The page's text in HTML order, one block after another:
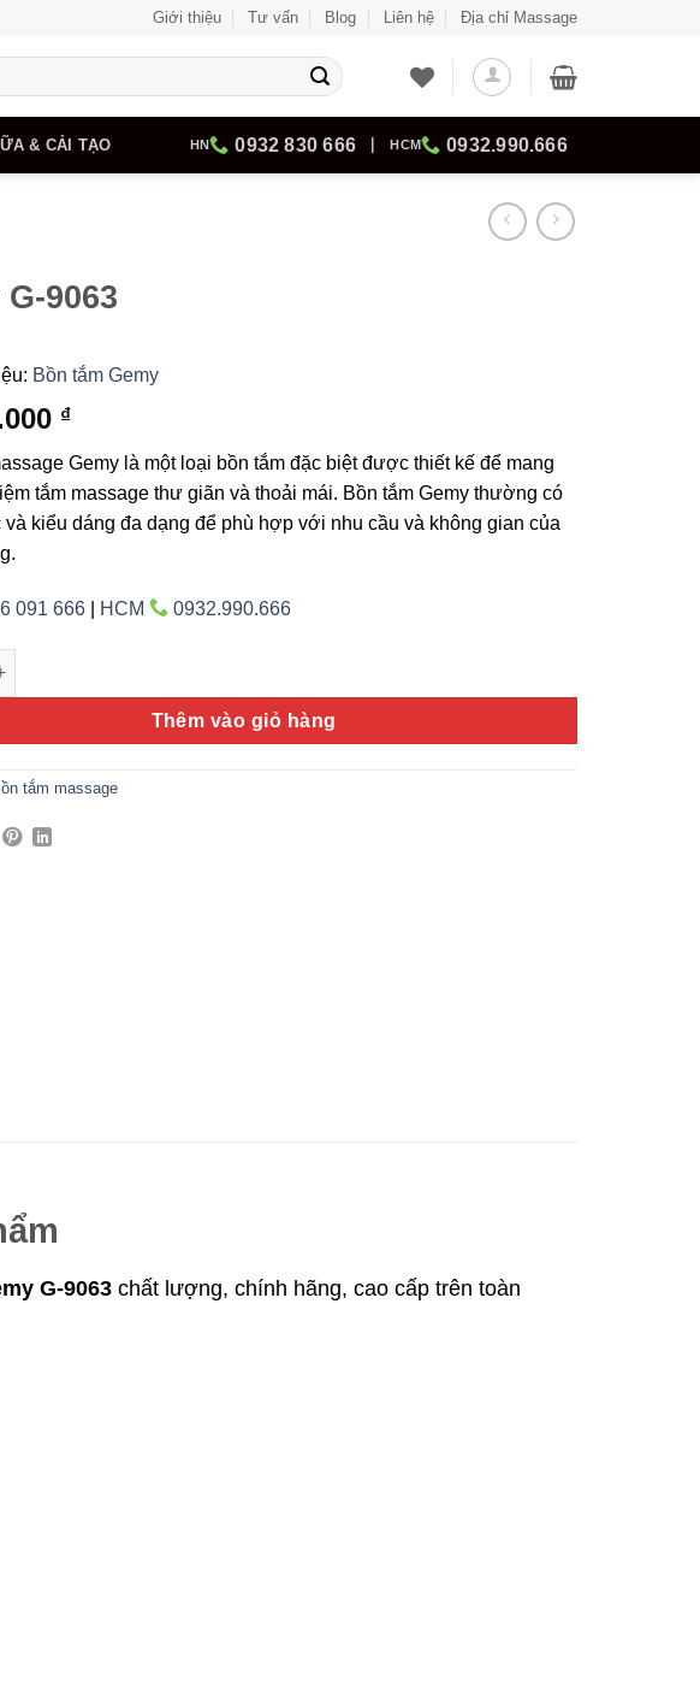
Giới thiệu Tư vấn Blog Liên hệ Địa chỉ Massage
& CẢI TẠO HN 0932 830 666 HCM 0932.990.666
9063
Bồn tắm Gemy
₫
Gemy là một loại bồn tắm đặc biệt được thiết kế để mang
tắm massage thư giãn và thoải mái. Bồn tắm Gemy thường có
kiểu dáng đa dạng để phù hợp với nhu cầu và không gian của
091 666 HCM 0932.990.666
số lượng
Thêm vào giỏ hàng
tắm massage
G-9063 chất lượng, chính hãng, cao cấp trên toàn